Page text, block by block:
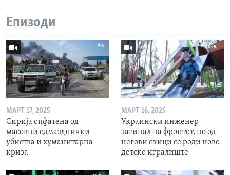
Епизоди
МАРТ 17, 2025
Сирија опфатена од
масовни одмазднички
убиства и хуманитарна
криза
МАРТ 16, 2025
Украински инженер
загинал на фронтот, но од
негови скици се роди ново
детско игралиште